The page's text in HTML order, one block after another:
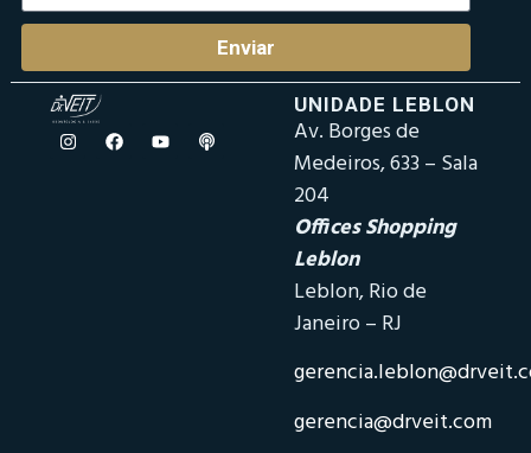
Enviar
UNIDADE LEBLON
Av. Borges de
Medeiros, 633 – Sala
204
Offices Shopping
Leblon
Leblon, Rio de
Janeiro – RJ
gerencia@drveit.com